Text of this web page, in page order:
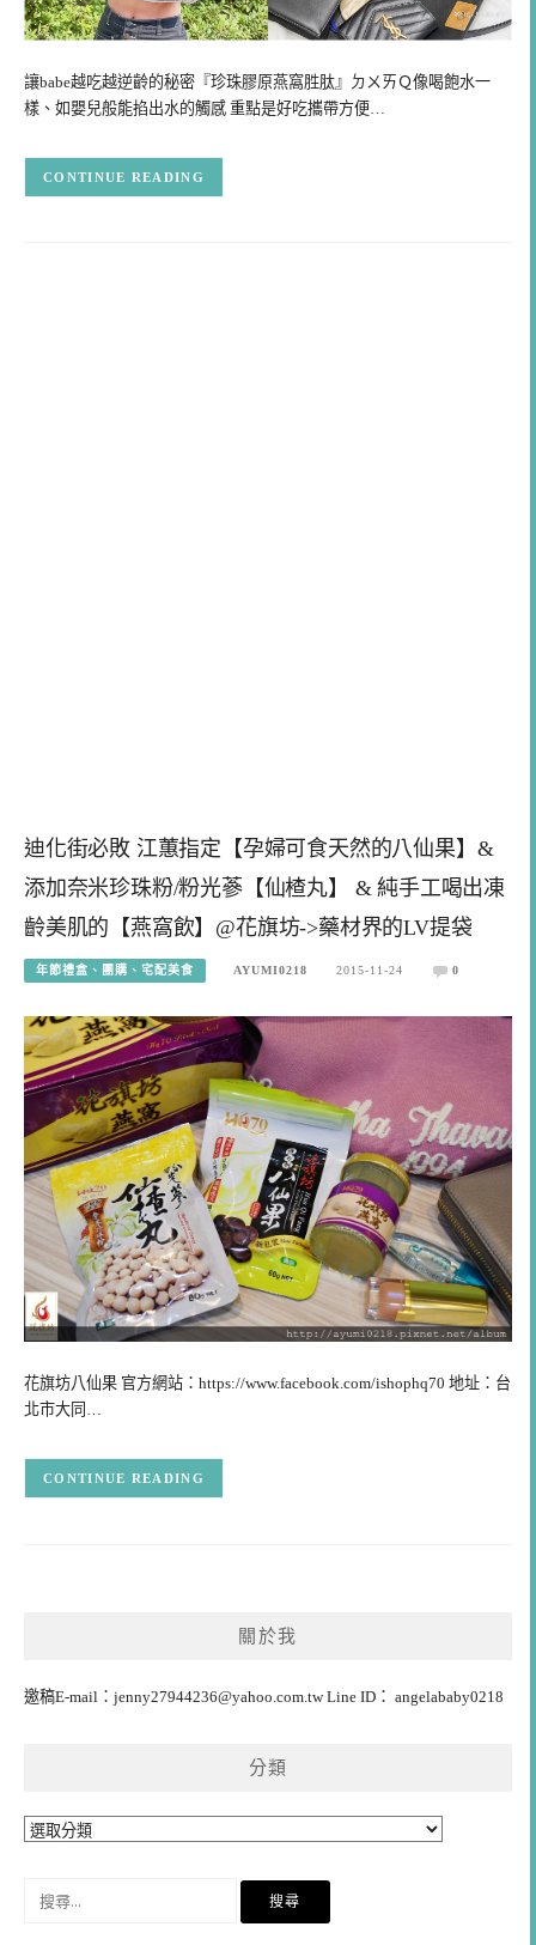
讓babe越吃越逆齡的秘密『珍珠膠原燕窩胜肽』ㄉㄨㄞＱ像喝飽水一
樣、如嬰兒般能掐出水的觸感 重點是好吃攜帶方便…
CONTINUE READING
迪化街必敗 江蕙指定【孕婦可食天然的八仙果】&
添加奈米珍珠粉/粉光蔘【仙楂丸】 & 純手工喝出凍
齡美肌的【燕窩飲】@花旗坊->藥材界的LV提袋
年節禮盒、團購、宅配美食 AYUMI0218 2015-11-24 0
花旗坊八仙果 官方網站：https://www.facebook.com/ishophq70 地址：台
北市大同…
CONTINUE READING
關於我
邀稿E-mail： jenny27944236@yahoo.com.twLine ID： angelababy0218
分類
分